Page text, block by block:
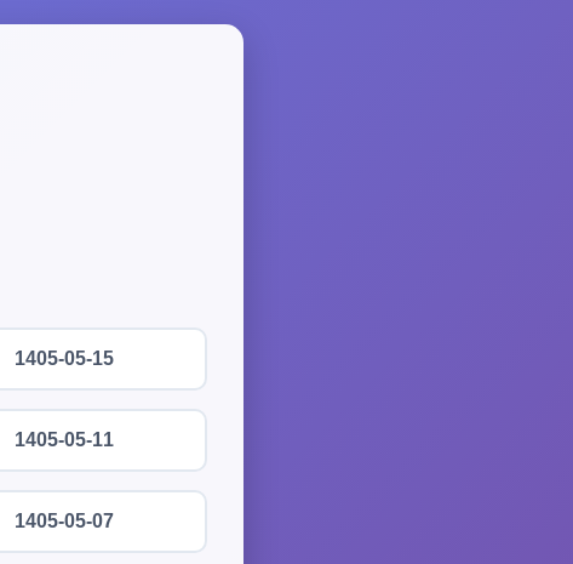
1405-05-15
1405-05-11
1405-05-07